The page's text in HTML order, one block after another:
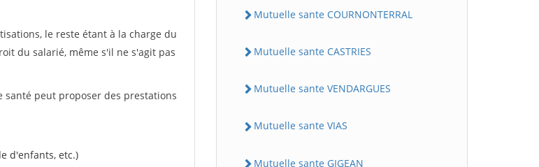
le reste étant à la charge du
du salarié, même s'il ne s'agit pas
santé peut proposer des prestations
d'enfants, etc.)
Mutuelle sante COURNONTERRAL
Mutuelle sante CASTRIES
Mutuelle sante VENDARGUES
Mutuelle sante VIAS
Mutuelle sante GIGEAN